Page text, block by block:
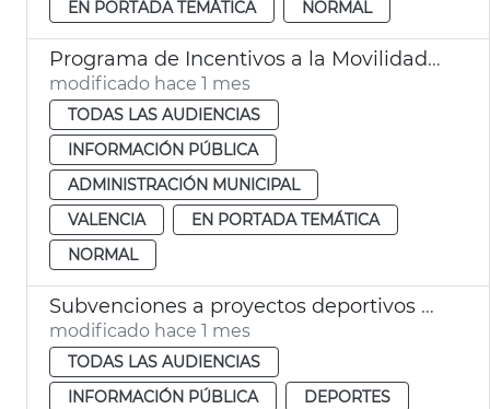
EN PORTADA TEMÁTICA NORMAL
Programa de Incentivos a la Movilidad Eficiente y Sostenible (Programa MOVES III)
modificado hace 1 mes
TODAS LAS AUDIENCIAS
INFORMACIÓN PÚBLICA
ADMINISTRACIÓN MUNICIPAL
VALENCIA
EN PORTADA TEMÁTICA
NORMAL
Subvenciones a proyectos deportivos para la temporada 2025-2026
modificado hace 1 mes
TODAS LAS AUDIENCIAS
INFORMACIÓN PÚBLICA
DEPORTES